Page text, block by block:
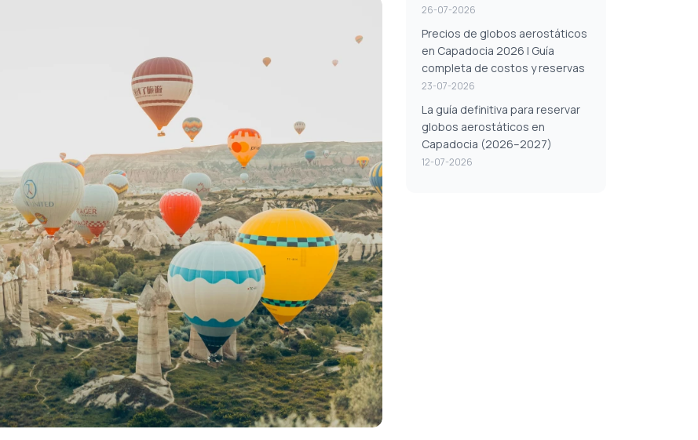
26-07-2026
Precios de globos aerostáticos
en Capadocia 2026 | Guía
completa de costos y reservas
23-07-2026
La guía definitiva para reservar
globos aerostáticos en
Capadocia (2026–2027)
12-07-2026